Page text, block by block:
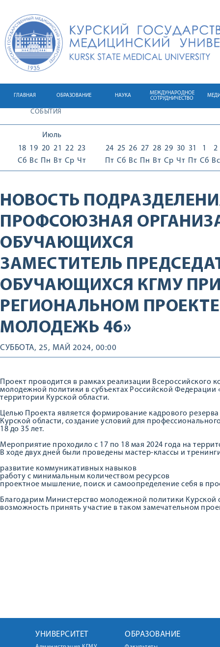
ГЛАВНАЯ ОБРАЗОВАНИЕ НАУКА
МЕЖДУНАРОДНОЕ
СОТРУДНИЧЕСТВО
СОБЫТИЯ
Июль
18
Сб
19
Вс
20
Пн
21
Вт
22
Ср
23
Чт
24
Пт
25
Сб
26
Вс
27
Пн
28
Вт
29
Ср
30
Чт
31
Пт
1
Сб
2
Вс
НОВОСТЬ
ПРОФСОЮЗНАЯ
ОБУЧАЮЩИХСЯ
ЗАМЕСТИТЕЛЬ
ОБУЧАЮЩИХСЯ КГМУ
РЕГИОНАЛЬНОМ
МОЛОДЕЖЬ 46»
СУББОТА, 25, МАЙ 2024, 00:00
Проект проводится в рамках реализации Всероссийского
молодежной политики в субъектах Российской Федерации
территории Курской области.
Целью Проекта является формирование кадрового
Курской области, создание условий для
18 до 35 лет.
Мероприятие проходило с 17 по 18 мая 2024 года на
В ходе двух дней были проведены мастер-классы и
развитие коммуникативных навыков
работу с минимальным количеством ресурсов
проектное мышление, поиск и самоопределение себя в
Благодарим Министерство молодежной политики Курской
возможность принять участие в таком замечательном
УНИВЕРСИТЕТ ОБРАЗОВАНИЕ